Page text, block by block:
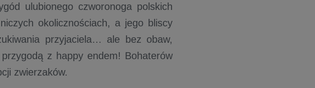
ulubionego czworonoga polskich
okolicznościach, a jego bliscy
przyjaciela… ale bez obaw,
z happy endem! Bohaterów
zwierzaków.